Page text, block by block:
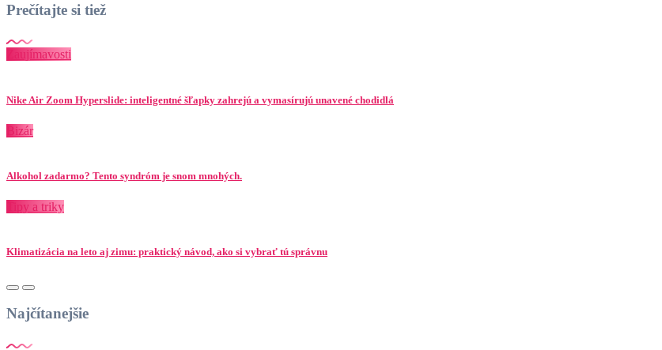
Prečítajte si tiež
Zaujímavosti
Nike Air Zoom Hyperslide: inteligentné šľapky zahrejú a vymasírujú unavené chodidlá
Bizár
Alkohol zadarmo? Tento syndróm je snom mnohých.
Tipy a triky
Klimatizácia na leto aj zimu: praktický návod, ako si vybrať tú správnu
Najčítanejšie